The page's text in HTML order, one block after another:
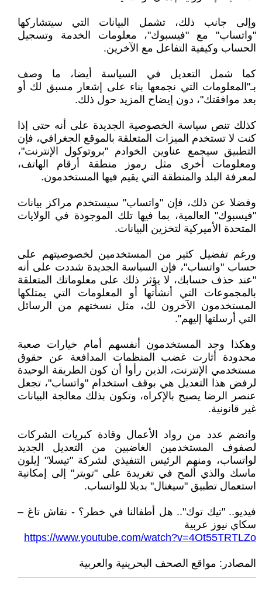
وإلى جانب ذلك، تشمل البيانات التي سيتشاركها
"واتساب" مع "فيسبوك"، معلومات الخدمة وتسجيل
الحساب وكيفية التفاعل مع الآخرين.
كما شمل التعديل في السياسة أيضا، ما وصف
بـ"المعلومات التي نجمعها بناء على إشعار مسبق لك أو
بعد موافقتك"، دون إيضاح المزيد حول ذلك.
كذلك تنص سياسة الخصوصية الجديدة على أنه حتى إذا
كنت لا تستخدم الميزات المتعلقة بالموقع الجغرافي، فإن
التطبيق سيجمع عناوين الخوادم "بروتوكول الإنترنت"،
ومعلومات أخرى مثل رموز منطقة أرقام الهاتف،
لمعرفة البلد والمنطقة التي يقيم فيها المستخدمون.
وفضلا عن ذلك، فإن "واتساب" سيستخدم مراكز بيانات
"فيسبوك" العالمية، بما فيها تلك الموجودة في الولايات
المتحدة الأميركية لتخزين البيانات.
ورغم تفضيل كثير من المستخدمين لخصوصيتهم على
حساب "واتساب"، فإن السياسة الجديدة شددت على أنه
"عند حذف حسابك، لا يؤثر ذلك على معلوماتك المتعلقة
بالمجموعات التي أنشأتها أو المعلومات التي يمتلكها
المستخدمون الآخرون لك، مثل نسختهم من الرسائل
التي أرسلتها إليهم".
وهكذا وجد المستخدمون أنفسهم أمام خيارات صعبة
محدودة أثارت غضب المنظمات المدافعة عن حقوق
مستخدمي الإنترنت، الذين رأوا أن كون الطريقة الوحيدة
لرفض هذا التعديل هي بوقف استخدام "واتساب"، تجعل
عنصر الرضا يصبح بالإكراه، وتكون بذلك معالجة البيانات
غير قانونية.
وانضم عدد من رواد الأعمال وقادة كبريات الشركات
لصفوف المستخدمين الغاضبين من التعديل الجديد
لواتساب، ومنهم الرئيس التنفيذي لشركة "تيسلا" إيلون
ماسك والذي ألمح في تغريدة على "تويتر" إلى إمكانية
استعمال تطبيق "سيغنال" بديلا للواتساب.
فيديو.. "تيك توك".. هل أطفالنا في خطر؟ - نقاش تاغ –
سكاي نيوز عربية
https://www.youtube.com/watch?v=4Ot55TRTLZo
المصادر: مواقع الصحف البحرينية والعربية